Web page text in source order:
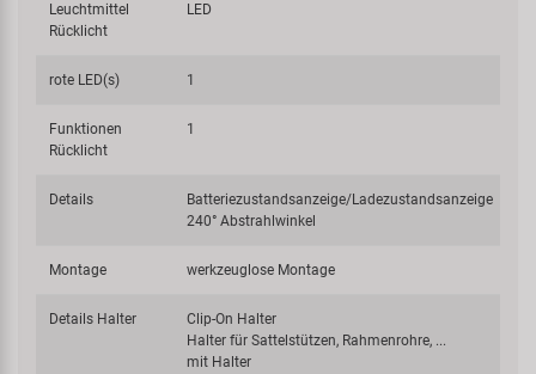
Leuchtmittel
Rücklicht
LED
rote LED(s) 1
Funktionen
Rücklicht
1
Details
Batteriezustandsanzeige/Ladezustandsanzeige
240° Abstrahlwinkel
Montage werkzeuglose Montage
Details Halter
Clip-On Halter
Halter für Sattelstützen, Rahmenrohre, ...
mit Halter